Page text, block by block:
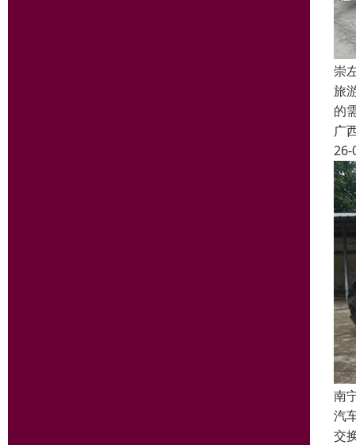
崇
旅
的
广
26-
南
汽
交